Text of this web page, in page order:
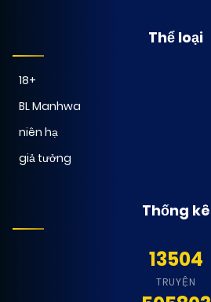
Thể loại
18+
BL Manhwa
niên hạ
giả tưởng
Thống kê
13504
TRUYỆN